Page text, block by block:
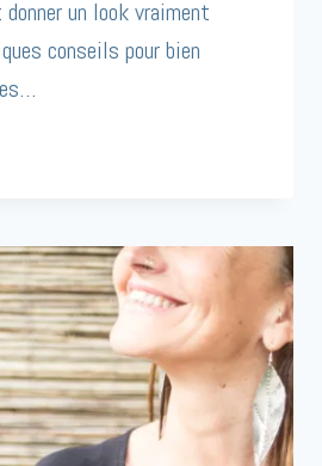
un look vraiment
conseils pour bien